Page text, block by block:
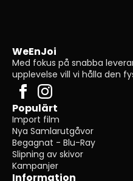
WeEnJoi
Med fokus på snabba
upplevelse vill vi hålla den
Populärt
Import film
Nya Samlarutgåvor
Begagnat - Blu-Ray
Slipning av skivor
Kampanjer
Information